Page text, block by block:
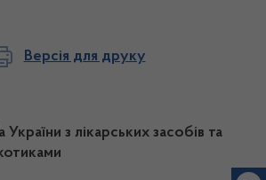
Версія для друку
з лікарських засобів та